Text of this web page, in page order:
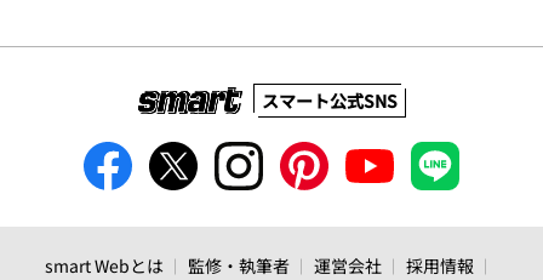
スマート公式SNS
smart Webとは 監修・執筆者 運営会社
採用情報